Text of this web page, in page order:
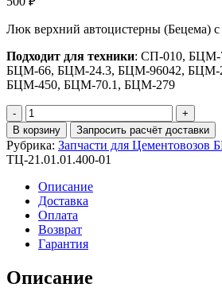
Люк верхний автоцистерны (Бецема) с
Подходит для техники: СП-010,
БЦМ-66, БЦМ-24.3, БЦМ-96042, БЦМ-
БЦМ-450, БЦМ-70.1, БЦМ-279
Количество
Люк
верхний
автоцистерны
(Бецема)
В корзину Запросить расчёт доставки
Рубрика: Запчасти для
ТЦ-21.01.01.400-01
Описание
Доставка
Оплата
Возврат
Гарантия
Описание